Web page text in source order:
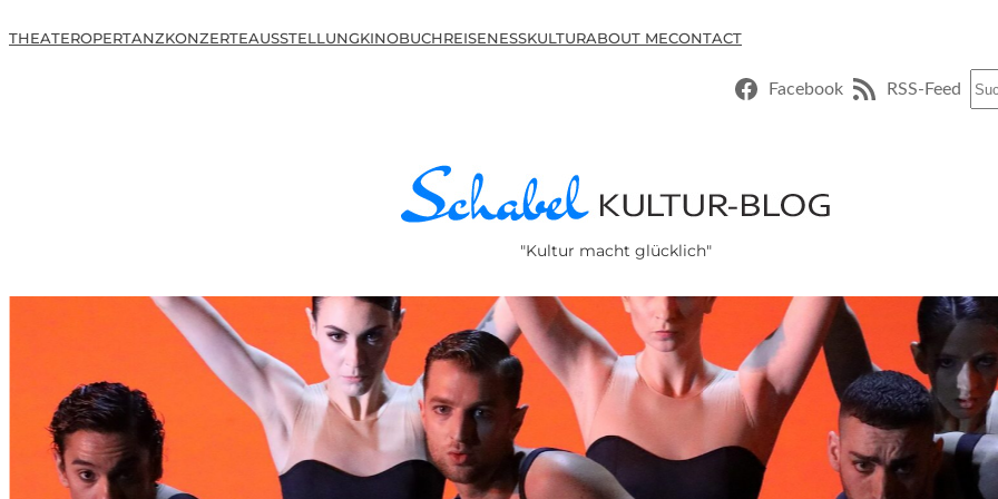
THEATEROPERTANZKONZERTEAUSSTELLUNGKINOBUCHREISENESSKULTURABOUT MECONTACT
Facebook RSS-Feed
"Kultur macht glücklich"